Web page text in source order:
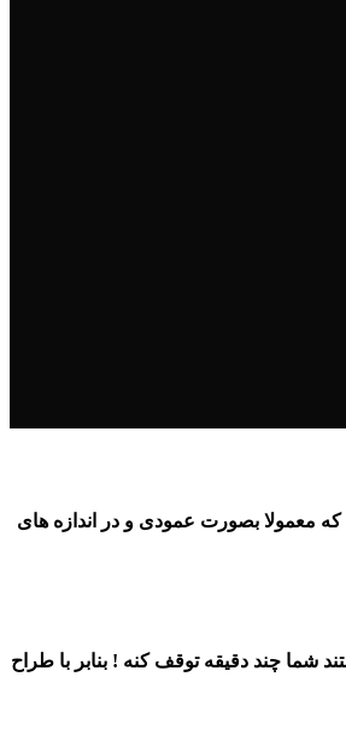
که معمولا بصورت عمودی و در اندازه های
شما چند دقیقه توقف کنه ! بنابر با طراح